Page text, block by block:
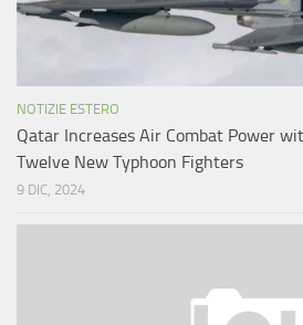
NOTIZIE ESTERO
Qatar Increases Air Combat Power
Twelve New Typhoon Fighters
9 DIC, 2024